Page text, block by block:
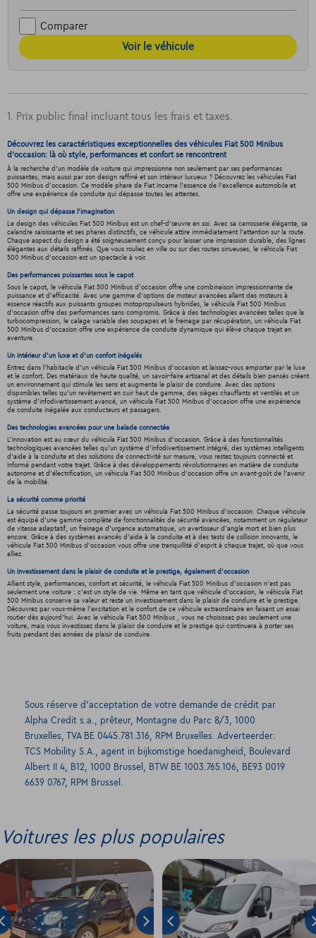
Comparer
Voir le véhicule
1. Prix public final incluant tous les frais et taxes.
Découvrez les caractéristiques exceptionnelles des véhicules Fiat 500 Minibus
d'occasion: là où style, performances et confort se rencontrent
À la recherche d'un modèle de voiture qui impressionne non seulement par ses performances
puissantes, mais aussi par son design raffiné et son intérieur luxueux ? Découvrez les véhicules Fiat
500 Minibus d'occasion. Ce modèle phare de Fiat incarne l'essence de l'excellence automobile et
offre une expérience de conduite qui dépasse toutes les attentes.
Un design qui dépasse l'imagination
Le design des véhicules Fiat 500 Minibus est un chef-d'œuvre en soi. Avec sa carrosserie élégante, sa
calandre saisissante et ses phares distinctifs, ce véhicule attire immédiatement l'attention sur la route.
Chaque aspect du design a été soigneusement conçu pour laisser une impression durable, des lignes
élégantes aux détails raffinés. Que vous rouliez en ville ou sur des routes sinueuses, le véhicula Fiat
500 Minibus d'occasion est un spectacle à voir.
Des performances puissantes sous le capot
Sous le capot, le véhicula Fiat 500 Minibus d'occasion offre une combinaison impressionnante de
puissance et d'efficacité. Avec une gamme d'options de moteur avancées allant des moteurs à
essence réactifs aux puissants groupes motopropulseurs hybrides, le véhicula Fiat 500 Minibus
d'occasion offre des performances sans compromis. Grâce à des technologies avancées telles que la
turbocompression, le calage variable des soupapes et le freinage par récupération, un véhicula Fiat
500 Minibus d'occasion offre une expérience de conduite dynamique qui élève chaque trajet en
aventure.
Un intérieur d’un luxe et d’un confort inégalés
Entrez dans l'habitacle d'un véhicula Fiat 500 Minibus d'occasion et laissez-vous emporter par le luxe
et le confort. Des matériaux de haute qualité, un savoir-faire artisanal et des détails bien pensés créent
un environnement qui stimule les sens et augmente le plaisir de conduire. Avec des options
disponibles telles qu'un revêtement en cuir haut de gamme, des sièges chauffants et ventilés et un
système d'infodivertissement avancé, un véhicula Fiat 500 Minibus d'occasion offre une expérience
de conduite inégalée aux conducteurs et passagers.
Des technologies avancées pour une balade connectée
L'innovation est au cœur du véhicula Fiat 500 Minibus d'occasion. Grâce à des fonctionnalités
technologiques avancées telles qu'un système d'infodivertissement intégré, des systèmes intelligents
d'aide à la conduite et des solutions de connectivité sur mesure, vous restez toujours connecté et
informé pendant votre trajet. Grâce à des développements révolutionnaires en matière de conduite
autonome et d'électrification, un véhicula Fiat 500 Minibus d'occasion offre un avant-goût de l'avenir
de la mobilité.
La sécurité comme priorité
La sécurité passe toujours en premier avec un véhicula Fiat 500 Minibus d'occasion. Chaque véhicule
est équipé d'une gamme complète de fonctionnalités de sécurité avancées, notamment un régulateur
de vitesse adaptatif, un freinage d'urgence automatique, un avertisseur d'angle mort et bien plus
encore. Grâce à des systèmes avancés d'aide à la conduite et à des tests de collision innovants, le
véhicula Fiat 500 Minibus d'occasion vous offre une tranquillité d'esprit à chaque trajet, où que vous
alliez.
Un investissement dans le plaisir de conduite et le prestige, également d'occasion
Alliant style, performances, confort et sécurité, le véhicula Fiat 500 Minibus d'occasion n'est pas
seulement une voiture : c'est un style de vie. Même en tant que véhicule d'occasion, le véhicula Fiat
500 Minibus conserve sa valeur et reste un investissement dans le plaisir de conduire et le prestige.
Découvrez par vous-même l'excitation et le confort de ce véhicule extraordinaire en faisant un essai
routier dès aujourd'hui. Avec le véhicula Fiat 500 Minibus , vous ne choisissez pas seulement une
voiture, mais vous investissez dans le plaisir de conduire et le prestige qui continuera à porter ses
fruits pendant des années de plaisir de conduire.
Sous réserve d’acceptation de votre demande de crédit par
Alpha Credit s.a., prêteur, Montagne du Parc 8/3, 1000
Bruxelles, TVA BE 0445.781.316, RPM Bruxelles. Adverteerder:
TCS Mobility S.A., agent in bijkomstige hoedanigheid, Boulevard
Albert II 4, B12, 1000 Brussel, BTW BE 1003.765.106, BE93 0019
6639 0767, RPM Brussel.
Voitures les plus populaires